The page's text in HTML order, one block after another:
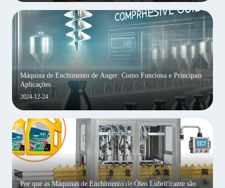
2024-12-24
Máquina de Enchimento de Auger: Como Funciona e Principais
Aplicações
Por que as Máquinas de Enchimento de Óleo Lubrificante são